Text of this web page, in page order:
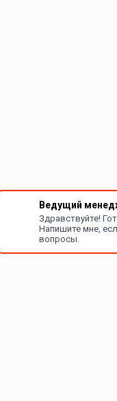
Ведущий
Здравствуйте!
Напишите мне,
вопросы.